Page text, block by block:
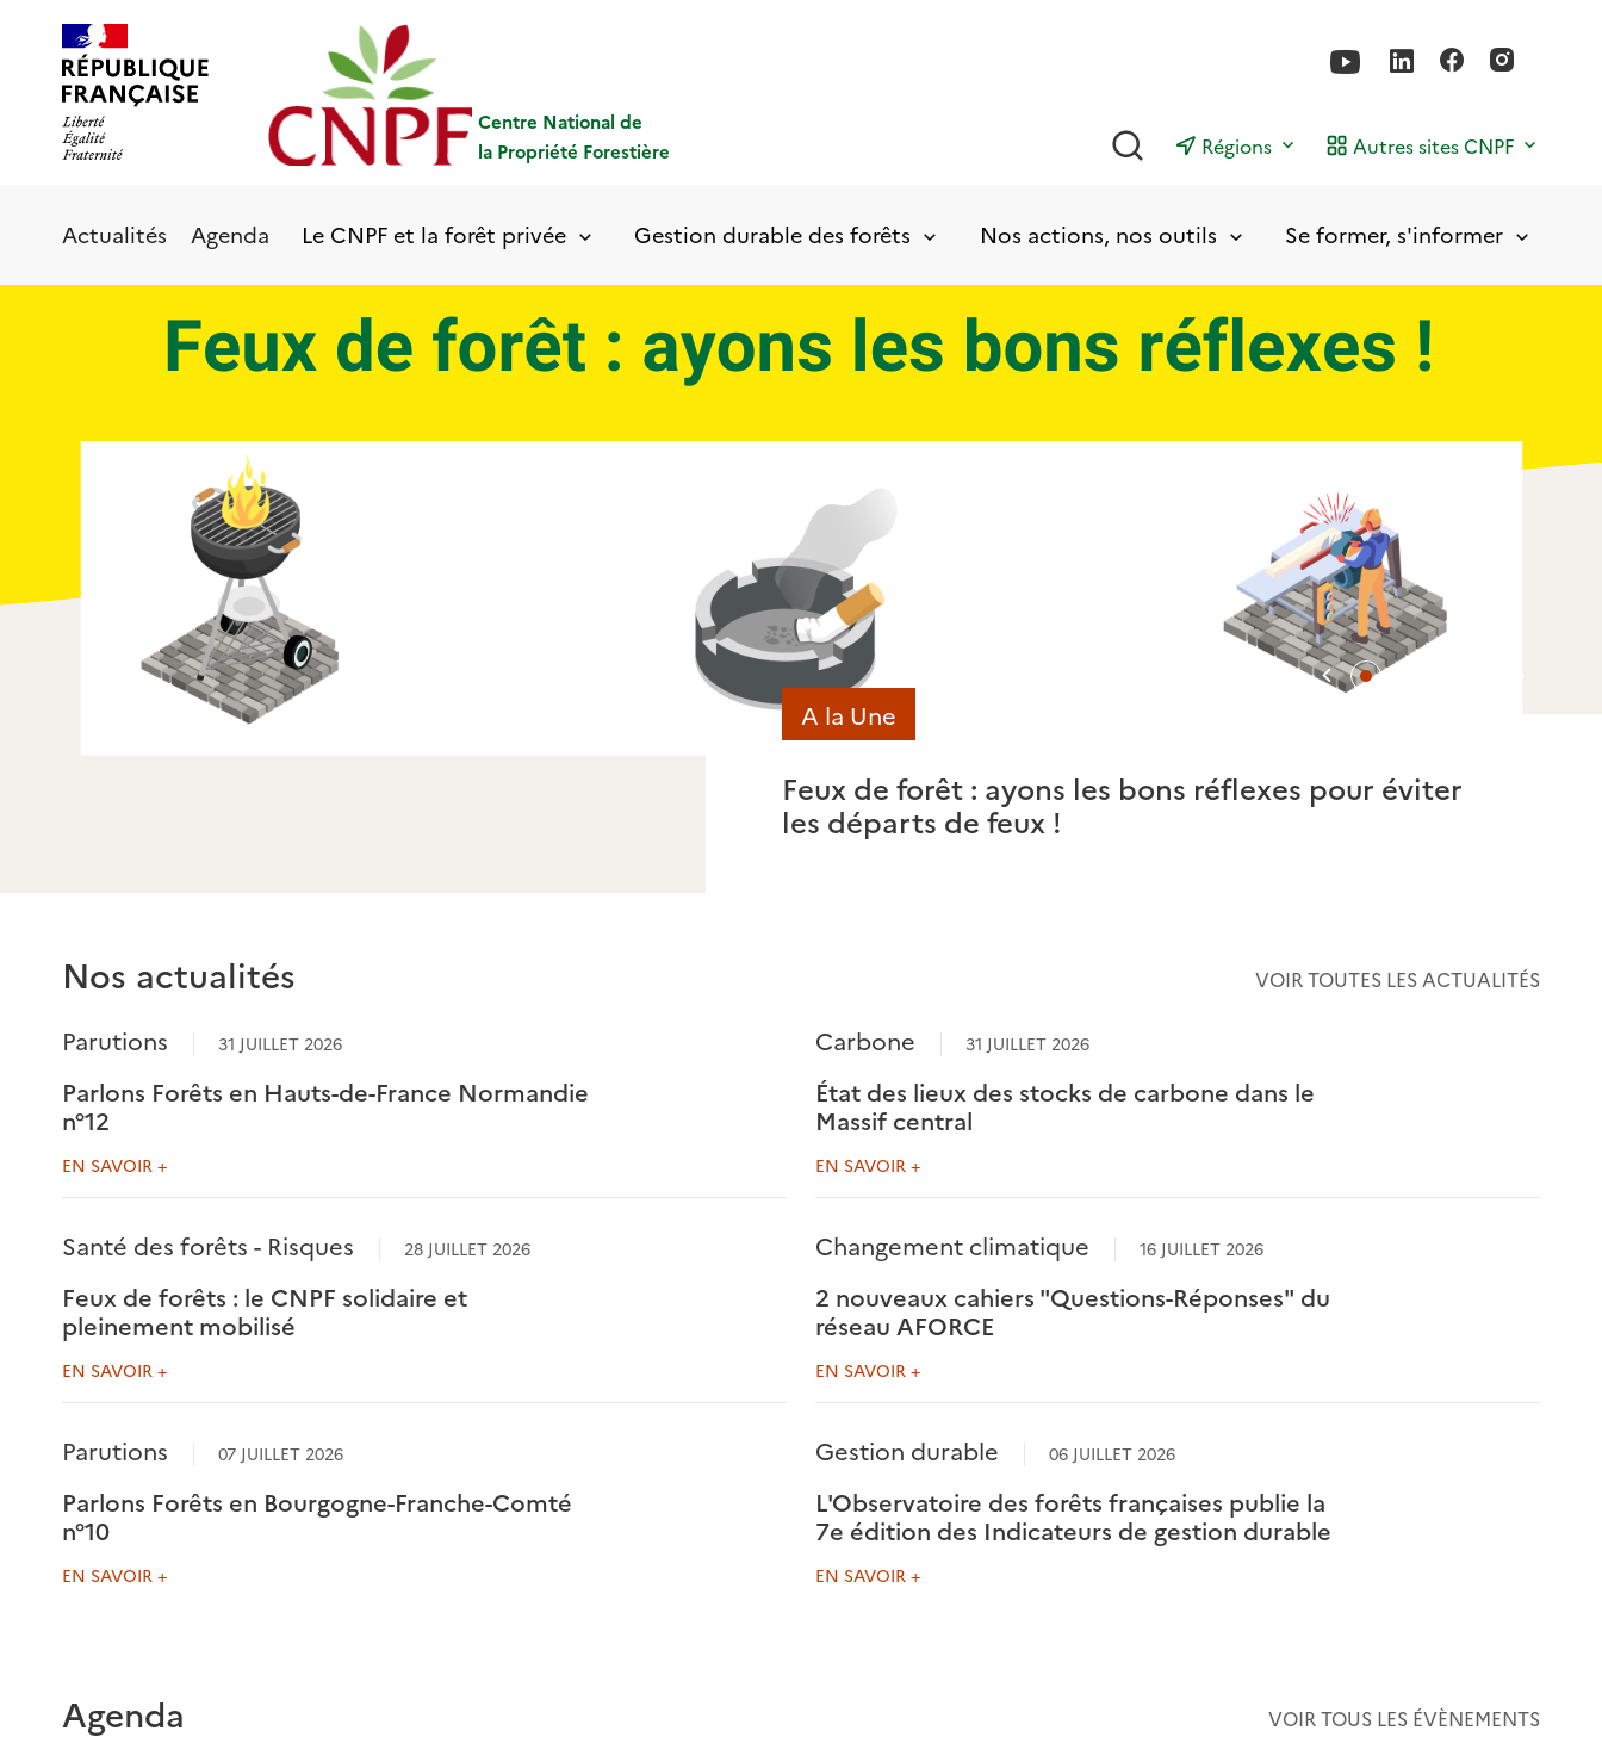
contenu
principal
Centre National de
la Propriété Forestière
Rechercher
Régions Autres sites CNPF
Actualités Agenda Le CNPF et la forêt privée Gestion durable des forêts Nos actions, nos outils Se former, s'informer
A la Une
Feux de forêt : ayons les bons réflexes pour éviter
les départs de feux !
Nos actualités VOIR TOUTES LES ACTUALITÉS
Parutions 31 JUILLET 2026
Parlons Forêts en Hauts-de-France Normandie
n°12
EN SAVOIR +
Carbone 31 JUILLET 2026
État des lieux des stocks de carbone dans le
Massif central
EN SAVOIR +
Santé des forêts - Risques 28 JUILLET 2026
Feux de forêts : le CNPF solidaire et
pleinement mobilisé
EN SAVOIR +
Changement climatique 16 JUILLET 2026
2 nouveaux cahiers "Questions-Réponses" du
réseau AFORCE
EN SAVOIR +
Parutions 07 JUILLET 2026
Parlons Forêts en Bourgogne-Franche-Comté
n°10
EN SAVOIR +
Gestion durable 06 JUILLET 2026
L'Observatoire des forêts françaises publie la
7e édition des Indicateurs de gestion durable
EN SAVOIR +
Agenda VOIR TOUS LES ÉVÈNEMENTS